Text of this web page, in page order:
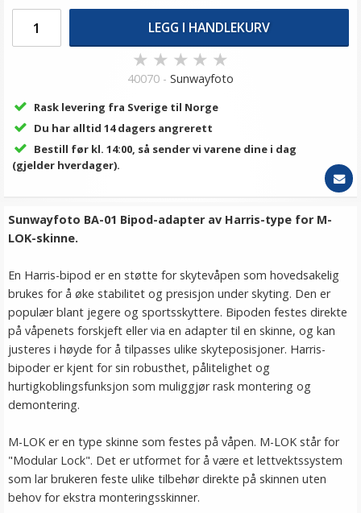
LEGG I HANDLEKURV
★ ★ ★ ★ ★
40070 - Sunwayfoto
Rask levering fra Sverige til Norge
Du har alltid 14 dagers angrerett
Bestill før kl. 14:00, så sender vi varene dine i dag
(gjelder hverdager).
Sunwayfoto BA-01 Bipod-adapter av Harris-type for M-
LOK-skinne.
En Harris-bipod er en støtte for skytevåpen som hovedsakelig
brukes for å øke stabilitet og presisjon under skyting. Den er
populær blant jegere og sportsskyttere. Bipoden festes direkte
på våpenets forskjeft eller via en adapter til en skinne, og kan
justeres i høyde for å tilpasses ulike skyteposisjoner. Harris-
bipoder er kjent for sin robusthet, pålitelighet og
hurtigkoblingsfunksjon som muliggjør rask montering og
demontering.
M-LOK er en type skinne som festes på våpen. M-LOK står for
"Modular Lock". Det er utformet for å være et lettvektssystem
som lar brukeren feste ulike tilbehør direkte på skinnen uten
behov for ekstra monteringsskinner.